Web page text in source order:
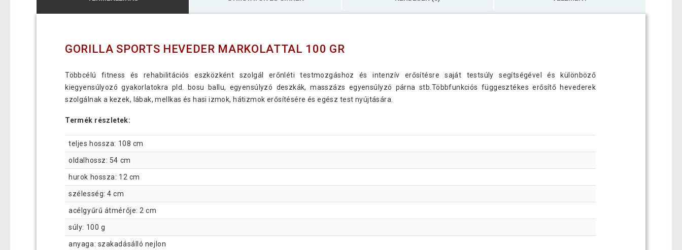
GORILLA SPORTS HEVEDER MARKOLATTAL 100 GR
Többcélú fitness és rehabilitációs eszközként szolgál erőnléti testmozgáshoz és intenzív erősítésre saját testsúly segítségével és különböző
kiegyensúlyozó gyakorlatokra pld. bosu ballu, egyensúlyzó deszkák, masszázs egyensúlyzó párna stb.Többfunkciós függesztékes erősítő hevederek
szolgálnak a kezek, lábak, mellkas és hasi izmok, hátizmok erősítésére és egész test nyújtására.
Termék részletek:
teljes hossza: 108 cm
oldalhossz: 54 cm
hurok hossza: 12 cm
szélesség: 4 cm
acélgyűrű átmérője: 2 cm
súly: 100 g
anyaga: szakadásálló nejlon